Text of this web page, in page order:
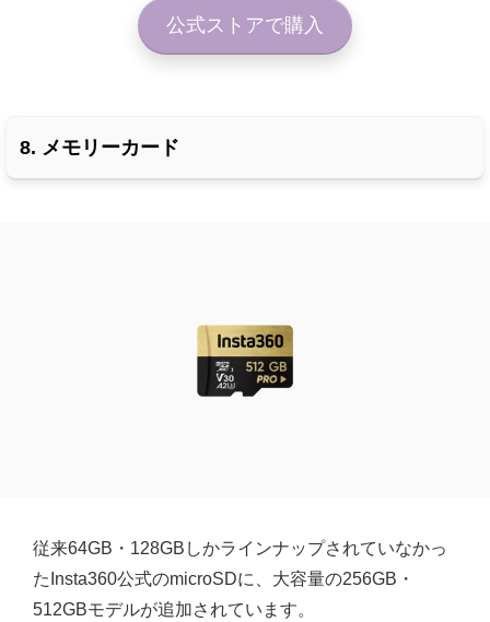
公式ストアで購入
8. メモリーカード
従来64GB・128GBしかラインナップされていなかっ
たInsta360公式のmicroSDに、大容量の256GB・
512GBモデルが追加されています。